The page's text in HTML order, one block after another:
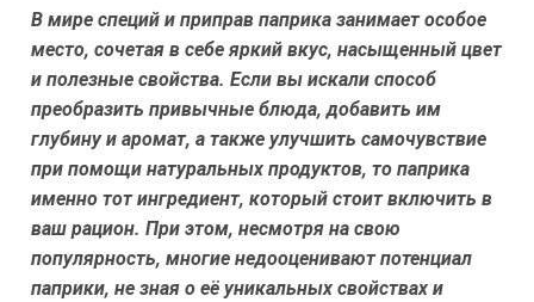
В мире специй и приправ паприка занимает особое
место, сочетая в себе яркий вкус, насыщенный цвет
и полезные свойства. Если вы искали способ
преобразить привычные блюда, добавить им
глубину и аромат, а также улучшить самочувствие
при помощи натуральных продуктов, то паприка
именно тот ингредиент, который стоит включить в
ваш рацион. При этом, несмотря на свою
популярность, многие недооценивают потенциал
паприки, не зная о её уникальных свойствах и